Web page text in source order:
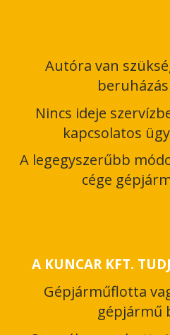
Autóra van
Nincs ideje
kapcsolatos
A legegyszerűbb
cége
A KUNCAR KFT.
Gépjárműflotta
gépjármű